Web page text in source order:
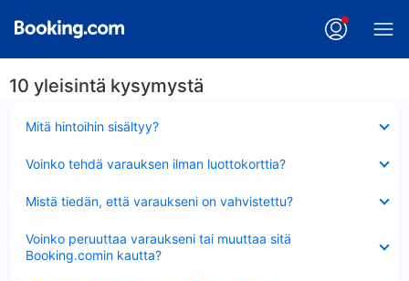
10 yleisintä kysymystä
Mitä hintoihin sisältyy?
Voinko tehdä varauksen ilman luottokorttia?
Mistä tiedän, että varaukseni on vahvistettu?
Voinko peruuttaa varaukseni tai muuttaa sitä
Booking.comin kautta?